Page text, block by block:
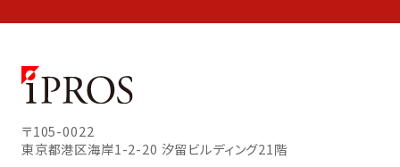
〒105-0022
東京都港区海岸1-2-20 汐留ビルディング21階